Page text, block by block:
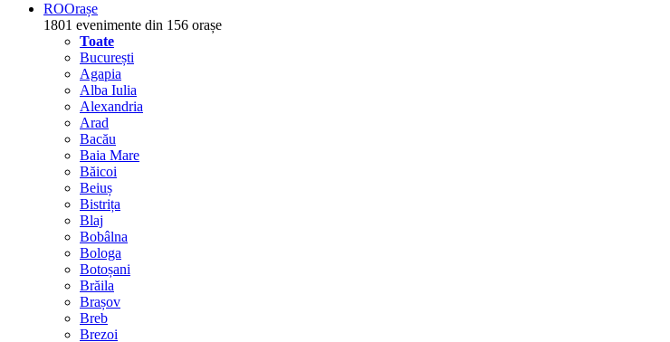
ROOrașe
1801 evenimente din 156 orașe
Toate
București
Agapia
Alba Iulia
Alexandria
Arad
Bacău
Baia Mare
Băicoi
Beiuș
Bistrița
Blaj
Bobâlna
Bologa
Botoșani
Brăila
Brașov
Breb
Brezoi